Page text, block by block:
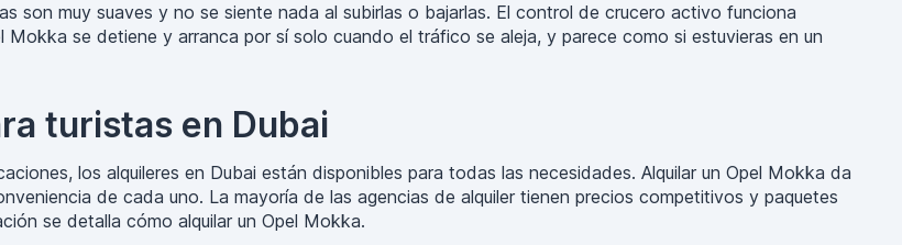
son muy suaves y no se siente nada al subirlas o bajarlas. El control de crucero activo funciona
se detiene y arranca por sí solo cuando el tráfico se aleja, y parece como si estuvieras en un
turistas en Dubai
los alquileres en Dubai están disponibles para todas las necesidades. Alquilar un Opel Mokka da
de cada uno. La mayoría de las agencias de alquiler tienen precios competitivos y paquetes
se detalla cómo alquilar un Opel Mokka.